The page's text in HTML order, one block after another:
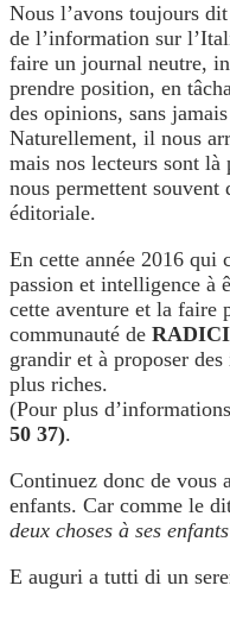
Nous l’avons toujours
de l’information sur
faire un journal neutre,
prendre position, en
des opinions, sans
Naturellement, il nous
mais nos lecteurs sont
nous permettent
éditoriale.
En cette année 2016 qui
passion et intelligence à
cette aventure et la faire
communauté de RADICI
grandir et à proposer
plus riches.
(Pour plus
50 37).
Continuez donc de vous
enfants. Car comme le
deux choses à ses
E auguri a tutti di un